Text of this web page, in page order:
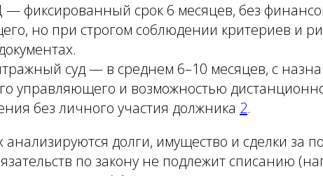
фиксированный срок 6 месяцев, без
но при строгом соблюдении критериев и
суд — в среднем 6–10 месяцев, с
управляющего и возможностью
без личного участия должника 2.
анализируются долги, имущество и сделки за
по закону не подлежит списанию